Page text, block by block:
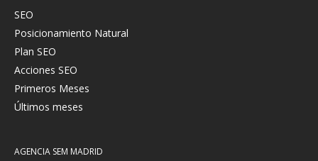
SEO
Posicionamiento Natural
Plan SEO
Acciones SEO
Primeros Meses
Últimos meses
AGENCIA SEM MADRID